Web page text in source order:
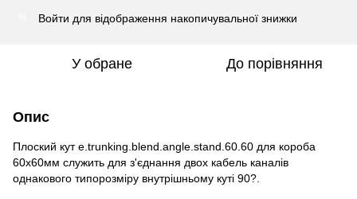
Войти для відображення накопичувальної знижки
У обране До порівняння
Опис
Плоский кут e.trunking.blend.angle.stand.60.60 для короба
60х60мм служить для з'єднання двох кабель каналів
однакового типорозміру внутрішньому куті 90?.